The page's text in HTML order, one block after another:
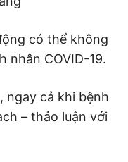
có thể không
nhân COVID-19.
ngay cả khi bệnh
– thảo luận với